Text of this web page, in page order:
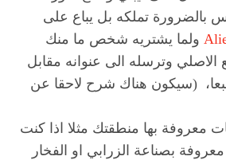
بالضرورة تملكه بل يباع على
ولما يشتريه شخص ما منك
الاصلي وترسله الى عنوانه مقابل
(سيكون هناك شرح لاحقا عن
معروفة بها منطقتك مثلا اذا كنت
بصناعة الزرابي او الفخار